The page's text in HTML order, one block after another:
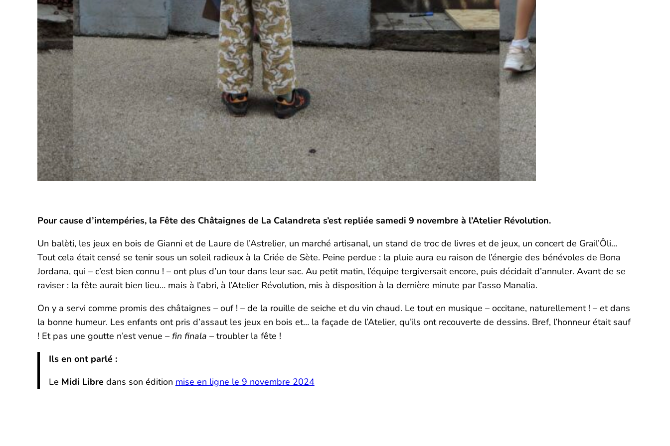
Pour cause d’intempéries, la Fête des Châtaignes de La Calandreta s’est repliée samedi 9 novembre à l’Atelier Révolution.
Un balèti, les jeux en bois de Gianni et de Laure de l’Astrelier, un marché artisanal, un stand de troc de livres et de jeux, un concert de Grail’Ôli…
Tout cela était censé se tenir sous un soleil radieux à la Criée de Sète. Peine perdue : la pluie aura eu raison de l’énergie des bénévoles de Bona
Jordana, qui – c’est bien connu ! – ont plus d’un tour dans leur sac. Au petit matin, l’équipe tergiversait encore, puis décidait d’annuler. Avant de se
raviser : la fête aurait bien lieu… mais à l’abri, à l’Atelier Révolution, mis à disposition à la dernière minute par l’asso Manalia.
On y a servi comme promis des châtaignes – ouf ! – de la rouille de seiche et du vin chaud. Le tout en musique – occitane, naturellement ! – et dans
la bonne humeur. Les enfants ont pris d’assaut les jeux en bois et… la façade de l’Atelier, qu’ils ont recouverte de dessins. Bref, l’honneur était sauf
! Et pas une goutte n’est venue – fin finala– troubler la fête !
Ils en ont parlé :
Le Midi Libre dans son édition mise en ligne le 9 novembre 2024